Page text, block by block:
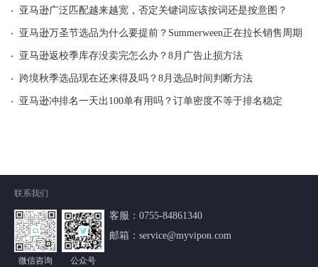
· 亚马逊广泛匹配越来越宽，否定关键词应该按词还是按意图？
· 亚马逊万圣节选品为什么要提前？Summerween正在拉长销售周期
· 亚马逊返校季库存没卖完怎么办？8月广告止损方法
· 跨境秋季选品现在还来得及吗？8月选品时间判断方法
· 亚马逊冲排名一天出100单有用吗？订单密度不等于排名稳定
联系我们
微信咨询 公众号
客服：0755-84861340
邮箱：service@myvipon.com